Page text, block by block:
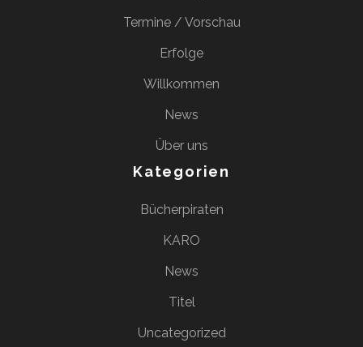
Termine / Vorschau
Erfolge
Willkommen
News
Über uns
Kategorien
Bücherpiraten
KARO
News
Titel
Uncategorized